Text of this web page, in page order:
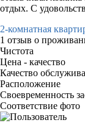
отдых. С
2-комнатная
1 отзыв о
Чистота
Цена - качество
Качество
Расположение
Своевременность
Соответствие фото